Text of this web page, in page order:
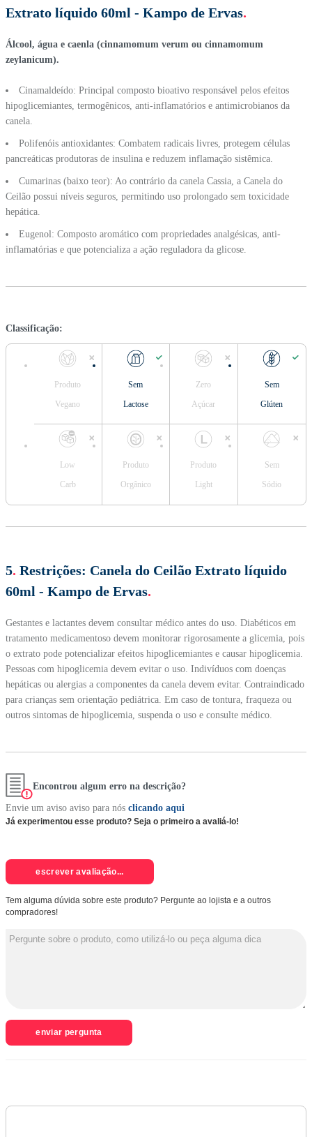
Extrato líquido 60ml - Kampo de Ervas.
Álcool, água e caenla (cinnamomum verum ou cinnamomum
zeylanicum).
Cinamaldeído: Principal composto bioativo responsável pelos efeitos
hipoglicemiantes, termogênicos, anti-inflamatórios e antimicrobianos da
canela.
Polifenóis antioxidantes: Combatem radicais livres, protegem células
pancreáticas produtoras de insulina e reduzem inflamação sistêmica.
Cumarinas (baixo teor): Ao contrário da canela Cassia, a Canela do
Ceilão possui níveis seguros, permitindo uso prolongado sem toxicidade
hepática.
Eugenol: Composto aromático com propriedades analgésicas, anti-
inflamatórias e que potencializa a ação reguladora da glicose.
Classificação:
Produto
Vegano
Sem
Lactose
Zero
Açúcar
Sem
Glúten
Low
Carb
Produto
Orgânico
Produto
Light
Sem
Sódio
5. Restrições: Canela do Ceilão Extrato líquido
60ml - Kampo de Ervas.
Gestantes e lactantes devem consultar médico antes do uso. Diabéticos em
tratamento medicamentoso devem monitorar rigorosamente a glicemia, pois
o extrato pode potencializar efeitos hipoglicemiantes e causar hipoglicemia.
Pessoas com hipoglicemia devem evitar o uso. Indivíduos com doenças
hepáticas ou alergias a componentes da canela devem evitar. Contraindicado
para crianças sem orientação pediátrica. Em caso de tontura, fraqueza ou
outros sintomas de hipoglicemia, suspenda o uso e consulte médico.
Encontrou algum erro na descrição?
Envie um aviso aviso para nós clicando aqui
Já experimentou esse produto? Seja o primeiro a avaliá-lo!
escrever avaliação...
Tem alguma dúvida sobre este produto? Pergunte ao lojista e a outros
compradores!
enviar pergunta